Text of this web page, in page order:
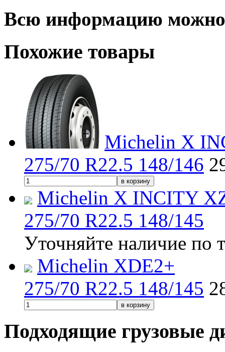
Всю информацию можно
Похожие товары
Michelin X
275/70 R22.5 148/146
в корзину
Michelin X INCITY
275/70 R22.5 148/145
Уточняйте наличие по
Michelin XDE2+
275/70 R22.5 148/145
в корзину
Подходящие грузовые